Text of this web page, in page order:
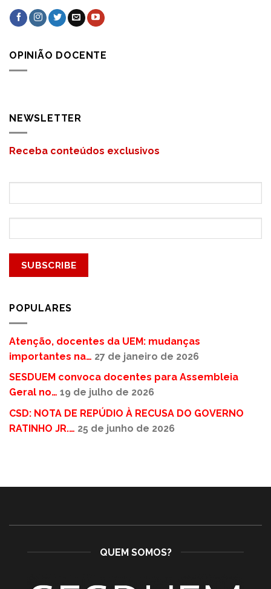
OPINIÃO DOCENTE
NEWSLETTER
Receba conteúdos exclusivos
POPULARES
Atenção, docentes da UEM: mudanças
importantes na… 27 de janeiro de 2026
SESDUEM convoca docentes para Assembleia
Geral no… 19 de julho de 2026
CSD: NOTA DE REPÚDIO À RECUSA DO GOVERNO
RATINHO JR.… 25 de junho de 2026
QUEM SOMOS?